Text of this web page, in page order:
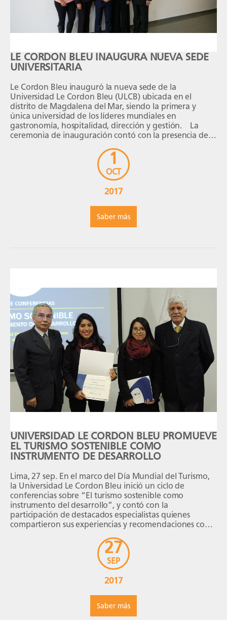
1
OCT
2017
Saber más
LE CORDON BLEU INAUGURA NUEVA SEDE
UNIVERSITARIA
Le Cordon Bleu inauguró la nueva sede de la
Universidad Le Cordon Bleu (ULCB) ubicada en el
distrito de Magdalena del Mar, siendo la primera y
única universidad de los líderes mundiales en
gastronomía, hospitalidad, dirección y gestión. La
ceremonia de inauguración contó con la presencia del
27
SEP
2017
Saber más
UNIVERSIDAD LE CORDON BLEU PROMUEVE
EL TURISMO SOSTENIBLE COMO
INSTRUMENTO DE DESARROLLO
Lima, 27 sep. En el marco del Día Mundial del Turismo,
la Universidad Le Cordon Bleu inició un ciclo de
conferencias sobre “El turismo sostenible como
instrumento del desarrollo”, y contó con la
participación de destacados especialistas quienes
compartieron sus experiencias y recomendaciones con
negocios. Diego Sánchez […]